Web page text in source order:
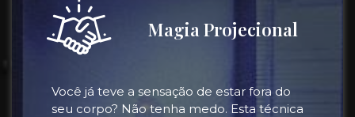
Magia Projecional
Você já teve a sensação de estar fora do
seu corpo? Não tenha medo. Esta técnica